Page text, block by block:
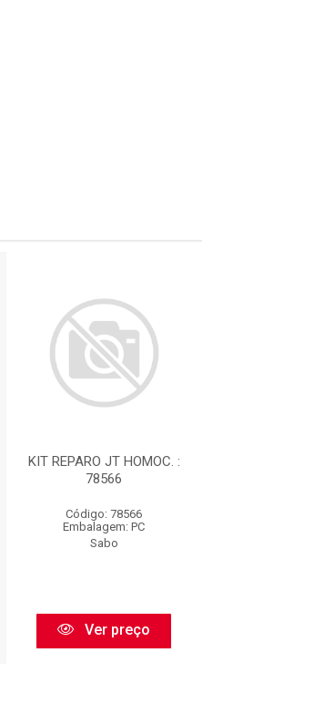
KIT REPARO JT HOMOC. :
78566
Código: 78566
Embalagem: PC
Sabo
Ver preço